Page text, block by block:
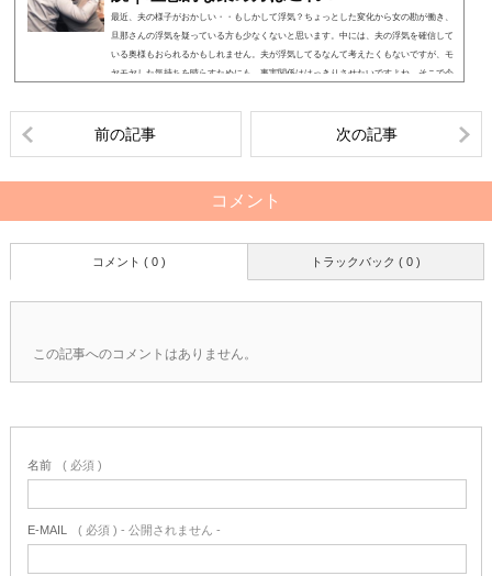
最近、夫の様子がおかしい・・もしかして浮気？ちょっとした変化から女の勘が働き、
旦那さんの浮気を疑っている方も少なくないと思います。中には、夫の浮気を確信して
いる奥様もおられるかもしれません。夫が浮気してるなんて考えたくもないですが、モ
ヤモヤした気持ちを晴らすためにも、事実関係ははっきりさせたいですよね。そこで今
す。 証拠を集めて浮気相手と別れさせたい 元の夫婦関係に戻りたい・・ 今後のお守り
代わりに証拠を持っておき...
前の記事 次の記事
コメント
トラックバック ( 0 )
コメント ( 0 )
この記事へのコメントはありません。
名前 ( 必須 )
E-MAIL ( 必須 ) - 公開されません -